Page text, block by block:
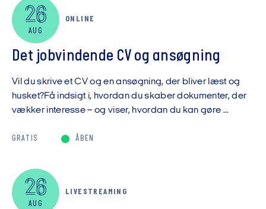
26
AUG
ONLINE
Det jobvindende CV og ansøgning
Vil du skrive et CV og en ansøgning, der bliver læst og
husket?Få indsigt i, hvordan du skaber dokumenter, der
vækker interesse – og viser, hvordan du kan gøre ...
GRATIS ÅBEN
26
AUG
LIVESTREAMING